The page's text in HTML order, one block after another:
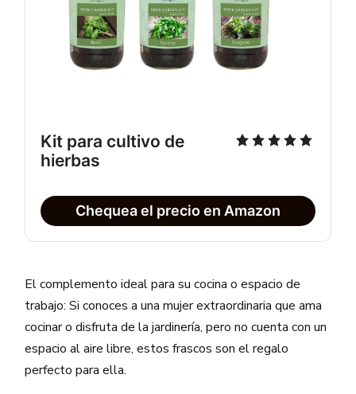
Kit para cultivo de
hierbas
Chequea el precio en Amazon
El complemento ideal para su cocina o espacio de
trabajo: Si conoces a una mujer extraordinaria que ama
cocinar o disfruta de la jardinería, pero no cuenta con un
espacio al aire libre, estos frascos son el regalo
perfecto para ella.